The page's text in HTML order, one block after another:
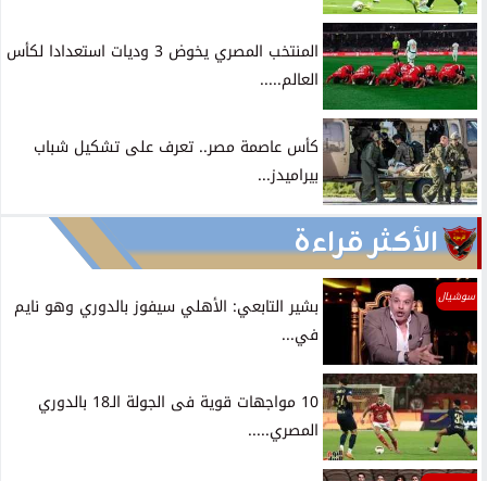
المنتخب المصري يخوض 3 وديات استعدادا لكأس
العالم.....
كأس عاصمة مصر.. تعرف على تشكيل شباب
بيراميدز...
الأكثر قراءة
سوشيال
بشير التابعي: الأهلي سيفوز بالدوري وهو نايم
في...
10 مواجهات قوية فى الجولة الـ18 بالدوري
المصري.....